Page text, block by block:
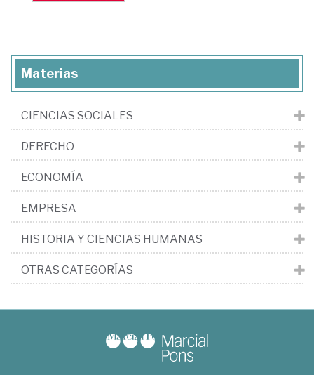
Materias
CIENCIAS SOCIALES
DERECHO
ECONOMÍA
EMPRESA
HISTORIA Y CIENCIAS HUMANAS
OTRAS CATEGORÍAS